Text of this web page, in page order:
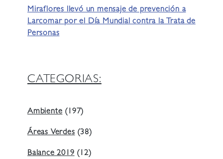
Miraflores llevó un mensaje de prevención a
Larcomar por el Día Mundial contra la Trata de
Personas
CATEGORIAS:
Ambiente(197)
Áreas Verdes(38)
Balance 2019(12)